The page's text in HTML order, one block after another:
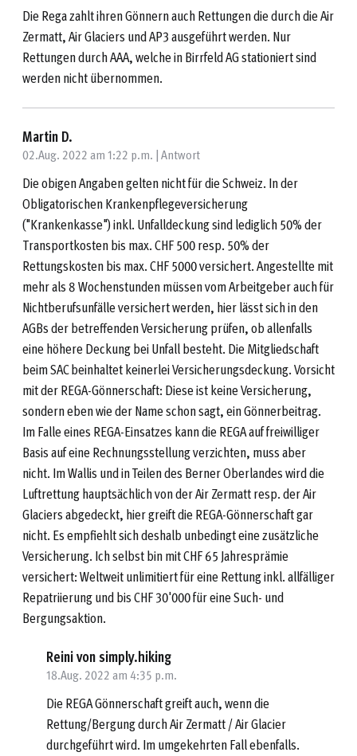
Die Rega zahlt ihren Gönnern auch Rettungen die durch die Air
Zermatt, Air Glaciers und AP3 ausgeführt werden. Nur
Rettungen durch AAA, welche in Birrfeld AG stationiert sind
werden nicht übernommen.
Martin D.
02.Aug. 2022 am 1:22 p.m. |Antwort
Die obigen Angaben gelten nicht für die Schweiz. In der
Obligatorischen Krankenpflegeversicherung
("Krankenkasse") inkl. Unfalldeckung sind lediglich 50% der
Transportkosten bis max. CHF 500 resp. 50% der
Rettungskosten bis max. CHF 5000 versichert. Angestellte mit
mehr als 8 Wochenstunden müssen vom Arbeitgeber auch für
Nichtberufsunfälle versichert werden, hier lässt sich in den
AGBs der betreffenden Versicherung prüfen, ob allenfalls
eine höhere Deckung bei Unfall besteht. Die Mitgliedschaft
beim SAC beinhaltet keinerlei Versicherungsdeckung. Vorsicht
mit der REGA-Gönnerschaft: Diese ist keine Versicherung,
sondern eben wie der Name schon sagt, ein Gönnerbeitrag.
Im Falle eines REGA-Einsatzes kann die REGA auf freiwilliger
Basis auf eine Rechnungsstellung verzichten, muss aber
nicht. Im Wallis und in Teilen des Berner Oberlandes wird die
Luftrettung hauptsächlich von der Air Zermatt resp. der Air
Glaciers abgedeckt, hier greift die REGA-Gönnerschaft gar
nicht. Es empfiehlt sich deshalb unbedingt eine zusätzliche
Versicherung. Ich selbst bin mit CHF 65 Jahresprämie
versichert: Weltweit unlimitiert für eine Rettung inkl. allfälliger
Repatriierung und bis CHF 30'000 für eine Such- und
Bergungsaktion.
Reini von simply.hiking
18.Aug. 2022 am 4:35 p.m.
Die REGA Gönnerschaft greift auch, wenn die
Rettung/Bergung durch Air Zermatt / Air Glacier
durchgeführt wird. Im umgekehrten Fall ebenfalls.